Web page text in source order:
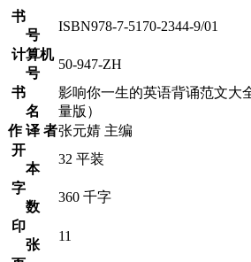
书
号
ISBN978-7-5170-2344-9/01
计算机
号
50-947-ZH
书
名
影响你一生的英语背诵范文大
量版）
作 译 者张元婧 主编
开
本
32 平装
字
数
360 千字
印
张
11